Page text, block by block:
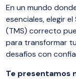
En un mundo
esenciales, elegir
(TMS) correcto
para transformar
desafíos con
Te presentamos